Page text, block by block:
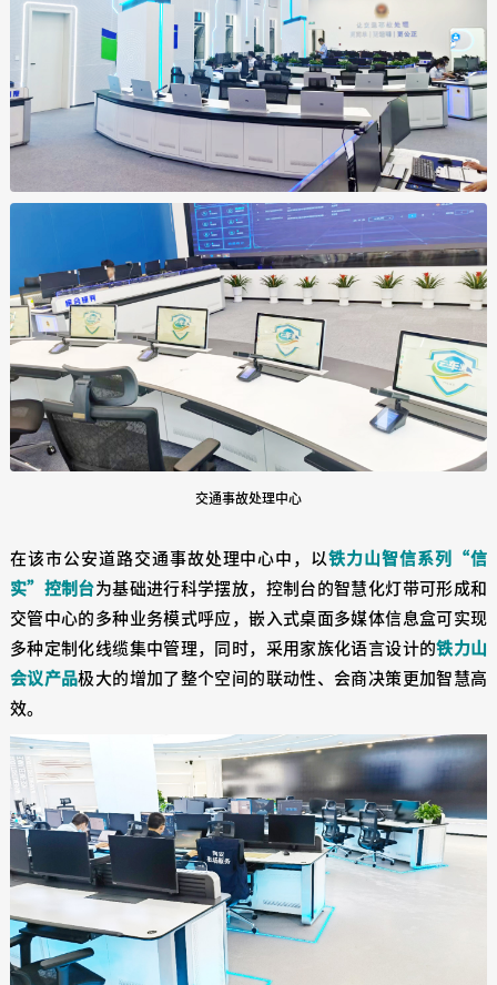
交通事故处理中心
在该市公安道路交通事故处理中心中，以铁力山智信系列“信
实”控制台为基础进行科学摆放，控制台的智慧化灯带可形成和
交管中心的多种业务模式呼应，嵌入式桌面多媒体信息盒可实现
多种定制化线缆集中管理，同时，采用家族化语言设计的铁力山
会议产品极大的增加了整个空间的联动性、会商决策更加智慧高
效。